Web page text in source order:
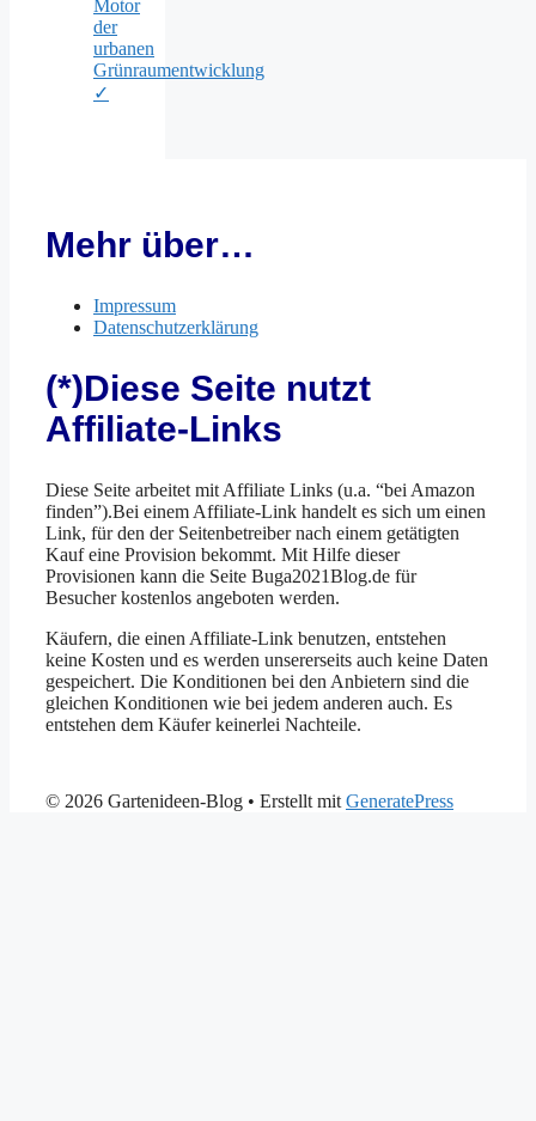
Motor
der
urbanen
Grünraumentwicklung
✓
Mehr über…
Impressum
Datenschutzerklärung
(*)Diese Seite nutzt
Affiliate-Links
Diese Seite arbeitet mit Affiliate Links (u.a. “bei Amazon
finden”).Bei einem Affiliate-Link handelt es sich um einen
Link, für den der Seitenbetreiber nach einem getätigten
Kauf eine Provision bekommt. Mit Hilfe dieser
Provisionen kann die Seite Buga2021Blog.de für
Besucher kostenlos angeboten werden.
Käufern, die einen Affiliate-Link benutzen, entstehen
keine Kosten und es werden unsererseits auch keine Daten
gespeichert. Die Konditionen bei den Anbietern sind die
gleichen Konditionen wie bei jedem anderen auch. Es
entstehen dem Käufer keinerlei Nachteile.
© 2026 Gartenideen-Blog • Erstellt mit GeneratePress